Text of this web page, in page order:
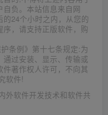
负。本站信息来自网
24个小时之内，从您的
，请支持正版软件，购
条例》第十七条规定:为
过安装、显示、传输或
著作权人许可，不向其
软件!
外软件开发技术和软件共